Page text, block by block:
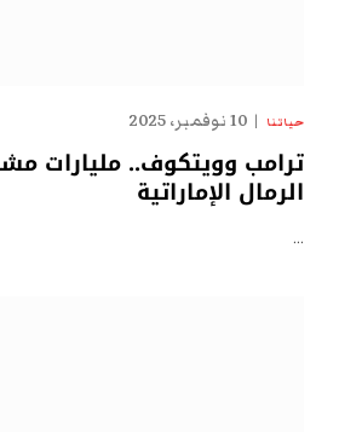
حياتنا 10 نوفمبر، 2025
ترامب وويتكوف.. مليارات
الرمال الإماراتية
…